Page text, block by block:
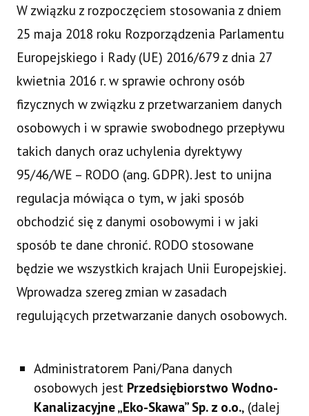
W związku z rozpoczęciem stosowania z dniem
25 maja 2018 roku Rozporządzenia Parlamentu
Europejskiego i Rady (UE) 2016/679 z dnia 27
kwietnia 2016 r. w sprawie ochrony osób
fizycznych w związku z przetwarzaniem danych
osobowych i w sprawie swobodnego przepływu
takich danych oraz uchylenia dyrektywy
95/46/WE – RODO (ang. GDPR). Jest to unijna
regulacja mówiąca o tym, w jaki sposób
obchodzić się z danymi osobowymi i w jaki
sposób te dane chronić. RODO stosowane
będzie we wszystkich krajach Unii Europejskiej.
Wprowadza szereg zmian w zasadach
regulujących przetwarzanie danych osobowych.
Administratorem Pani/Pana danych
osobowych jest Przedsiębiorstwo Wodno-
Kanalizacyjne „Eko-Skawa” Sp. z o.o., (dalej